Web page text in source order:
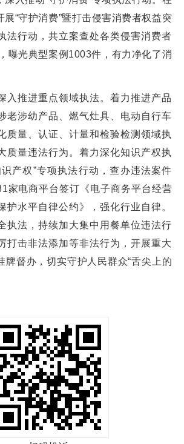
展“守护消费”暨打击侵害消费者权益突
法行动，共立案查处各类侵害消费者
曝光典型案例1003件，有力净化了消
入推进重点领域执法。着力推进产品
老涉幼产品、燃气灶具、电动自行车
质量、认证、计量和检验检测领域执
质量违法行为。着力深化知识产权执
产权”专项执法行动，查办违法案件
家电商平台签订《电子商务平台经营
护水平自律公约》，强化行业自律。
执法，持续加大集中用餐单位违法行
打击非法添加等非法行为，开展重大
牌督办，切实守护人民群众“舌尖上的